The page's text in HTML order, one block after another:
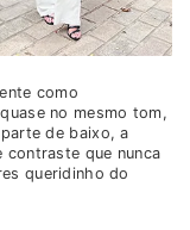
como
quase no mesmo tom,
de baixo, a
contraste que nunca
queridinho do